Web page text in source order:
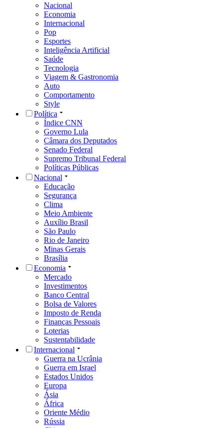
Nacional
Economia
Internacional
Pop
Esportes
Inteligência Artificial
Saúde
Tecnologia
Viagem & Gastronomia
Auto
Comportamento
Style
Política
Índice CNN
Governo Lula
Câmara dos Deputados
Senado Federal
Supremo Tribunal Federal
Políticas Públicas
Nacional
Educação
Segurança
Clima
Meio Ambiente
Auxílio Brasil
São Paulo
Rio de Janeiro
Minas Gerais
Brasília
Economia
Mercado
Investimentos
Banco Central
Bolsa de Valores
Imposto de Renda
Finanças Pessoais
Loterias
Sustentabilidade
Internacional
Guerra na Ucrânia
Guerra em Israel
Estados Unidos
Europa
Ásia
África
Oriente Médio
Rússia